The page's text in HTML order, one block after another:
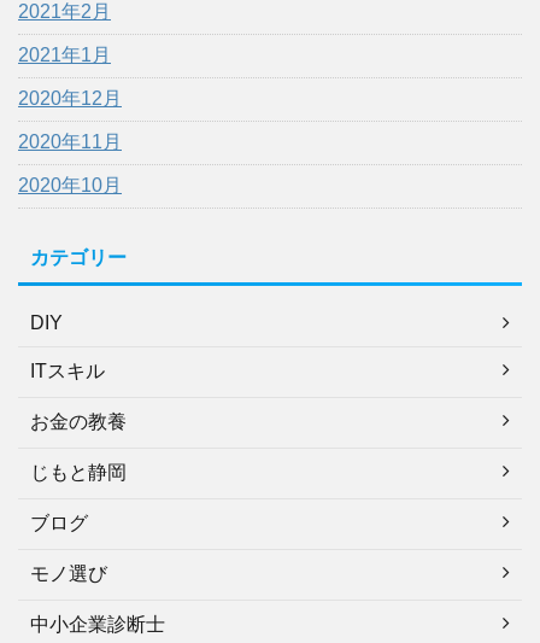
2021年2月
2021年1月
2020年12月
2020年11月
2020年10月
カテゴリー
DIY
ITスキル
お金の教養
じもと静岡
ブログ
モノ選び
中小企業診断士